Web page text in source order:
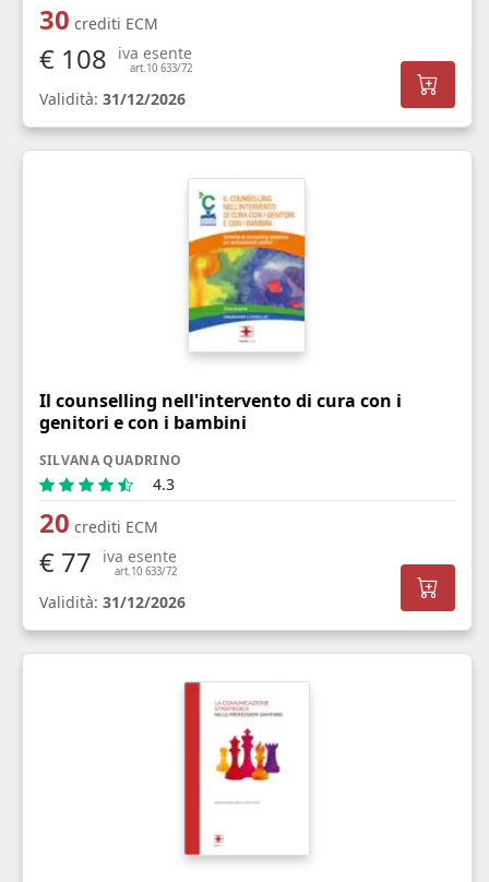
30 crediti ECM
€ 108 iva esente
art.10 633/72
Validità: 31/12/2026
Il counselling nell'intervento di cura con i
genitori e con i bambini
SILVANA QUADRINO
4.3
20 crediti ECM
€ 77 iva esente
art.10 633/72
Validità: 31/12/2026